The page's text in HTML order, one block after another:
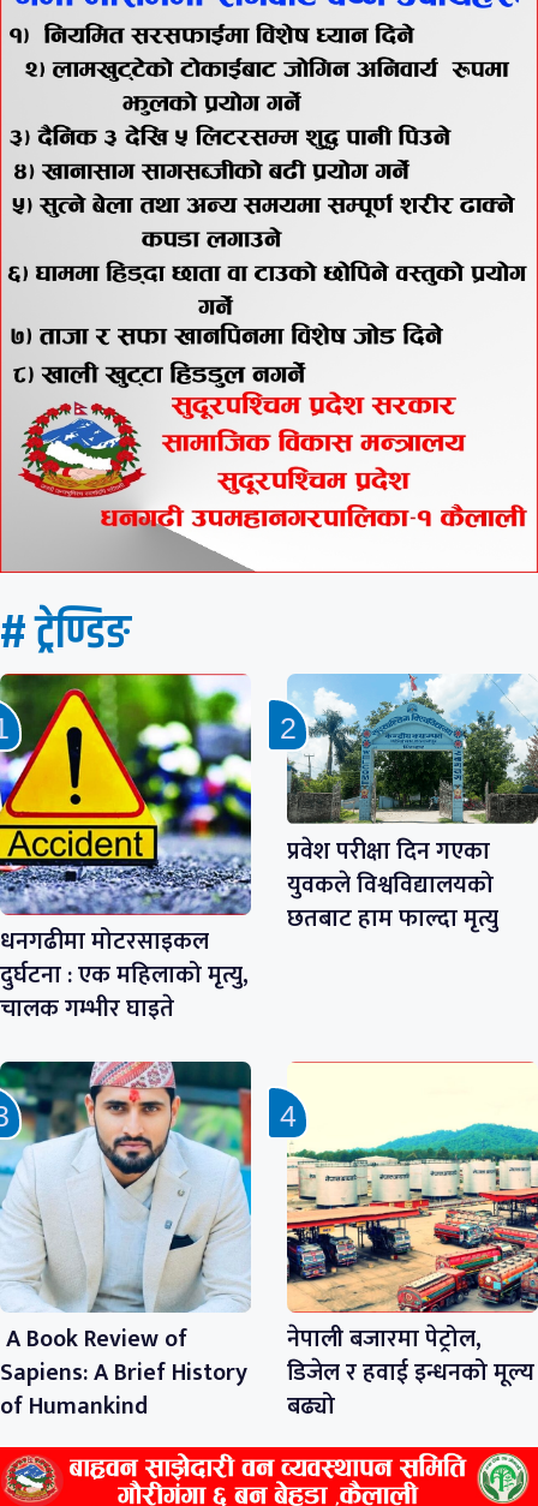
# ट्रेण्डिङ
धनगढीमा मोटरसाइकल
दुर्घटना : एक महिलाको मृत्यु,
चालक गम्भीर घाइते
प्रवेश परीक्षा दिन गएका
युवकले विश्वविद्यालयको
छतबाट हाम फाल्दा मृत्यु
A Book Review of
Sapiens: A Brief History
of Humankind
नेपाली बजारमा पेट्रोल,
डिजेल र हवाई इन्धनको मूल्य
बढ्यो